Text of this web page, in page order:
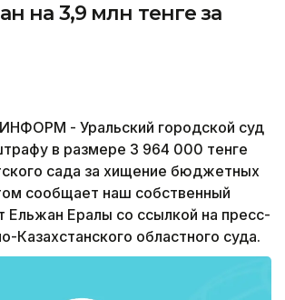
на 3,9 млн тенге за
- Уральский городской суд
в размере 3 964 000 тенге
сада за хищение бюджетных
сообщает наш собственный
Ельжан Ералы со ссылкой на пресс-
Казахстанского областного суда.